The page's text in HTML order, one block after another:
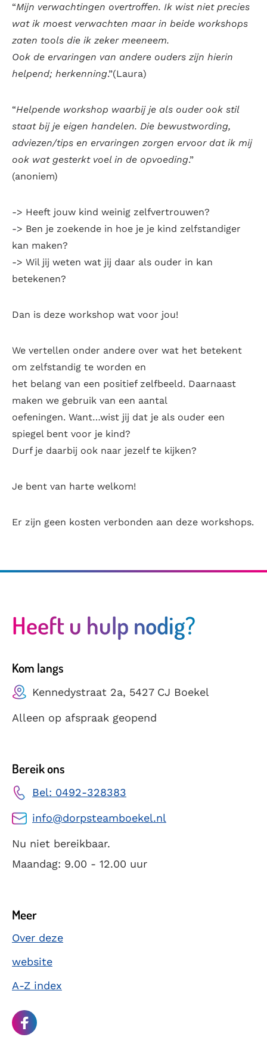
“Mijn verwachtingen overtroffen. Ik wist niet precies
wat ik moest verwachten maar in beide workshops
zaten tools die ik zeker meeneem.
Ook de ervaringen van andere ouders zijn hierin
helpend; herkenning.”(Laura)
“Helpende workshop waarbij je als ouder ook stil
staat bij je eigen handelen. Die bewustwording,
adviezen/tips en ervaringen zorgen ervoor dat ik mij
ook wat gesterkt voel in de opvoeding.”
(anoniem)
-> Heeft jouw kind weinig zelfvertrouwen?
-> Ben je zoekende in hoe je je kind zelfstandiger
kan maken?
-> Wil jij weten wat jij daar als ouder in kan
betekenen?
Dan is deze workshop wat voor jou!
We vertellen onder andere over wat het betekent
om zelfstandig te worden en
het belang van een positief zelfbeeld. Daarnaast
maken we gebruik van een aantal
oefeningen. Want…wist jij dat je als ouder een
spiegel bent voor je kind?
Durf je daarbij ook naar jezelf te kijken?
Je bent van harte welkom!
Er zijn geen kosten verbonden aan deze workshops.
Heeft u hulp nodig?
Kom langs
Kennedystraat 2a, 5427 CJ Boekel
Alleen op afspraak geopend
Bereik ons
Bel: 0492-328383
info@dorpsteamboekel.nl
Nu niet bereikbaar.
Maandag: 9.00 - 12.00 uur
Meer
Over deze
website
A-Z index